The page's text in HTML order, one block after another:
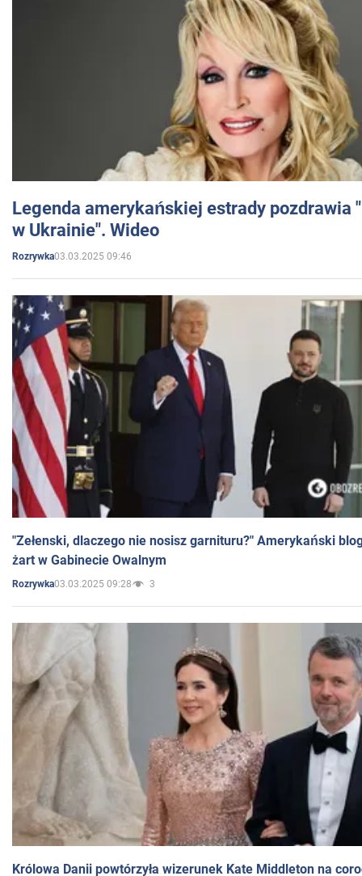
Legenda amerykańskiej estrady pozdrawia
w Ukrainie". Wideo
Rozrywka03.03.2025 09:46
"Zełenski, dlaczego nie nosisz garnituru?" Amerykański
żart w Gabinecie Owalnym
Rozrywka03.03.2025 09:28 3
Królowa Danii powtórzyła wizerunek Kate Middleton na